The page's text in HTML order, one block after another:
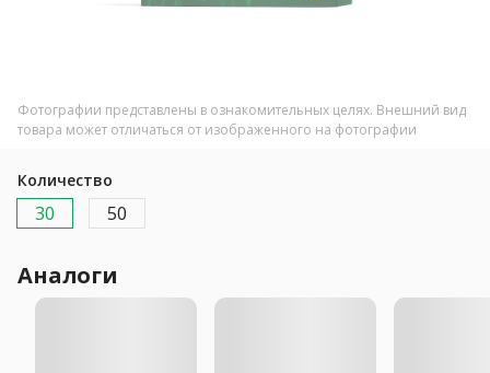
Фотографии представлены в ознакомительных целях. Внешний вид
товара может отличаться от изображенного на фотографии
Количество
30 50
Аналоги